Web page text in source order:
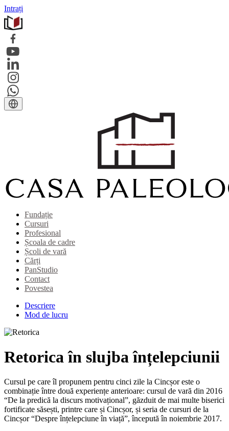
Intrați
Fundație
Cursuri
Profesional
Școala de cadre
Școli de vară
Cărți
PanStudio
Contact
Povestea
Descriere
Mod de lucru
Retorica în slujba înțelepciunii
Cursul pe care îl propunem pentru cinci zile la Cincșor este o
combinație între două experiențe anterioare: cursul de vară din 2016
“De la predică la discurs motivațional”, găzduit de mai multe biserici
fortificate săsești, printre care și Cincșor, și seria de cursuri de la
Cincșor “Despre înțelepciune în viață”, începută în noiembrie 2017.